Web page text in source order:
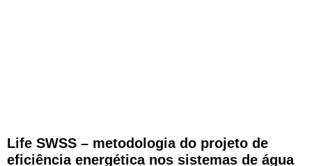
Life SWSS – metodologia do projeto de
eficiência energética nos sistemas de água